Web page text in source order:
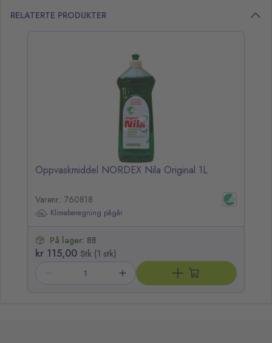
RELATERTE PRODUKTER
Oppvaskmiddel NORDEX Nila Original 1L
Varenr.: 760818
Klimaberegning pågår
På lager: 88
kr 115,00 Stk (1 stk)